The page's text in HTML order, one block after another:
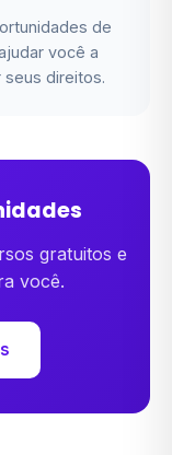
de
você a
seus direitos.
gratuitos e
você.